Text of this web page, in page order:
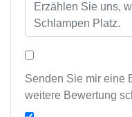
Senden Sie mir eine
weitere Bewertung